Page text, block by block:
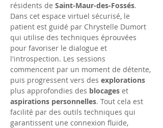
résidents de Saint-Maur-des-Fossés.
Dans cet espace virtuel sécurisé, le
patient est guidé par Chrystelle Dumort
qui utilise des techniques éprouvées
pour favoriser le dialogue et
l'introspection. Les sessions
commencent par un moment de détente,
puis progressent vers des explorations
plus approfondies des blocages et
aspirations personnelles. Tout cela est
facilité par des outils techniques qui
garantissent une connexion fluide,